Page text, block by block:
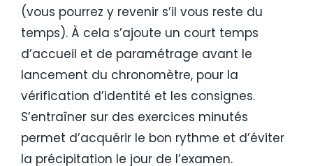
(vous pourrez y revenir s’il vous reste du
temps). À cela s’ajoute un court temps
d’accueil et de paramétrage avant le
lancement du chronomètre, pour la
vérification d’identité et les consignes.
S’entraîner sur des exercices minutés
permet d’acquérir le bon rythme et d’éviter
la précipitation le jour de l’examen.